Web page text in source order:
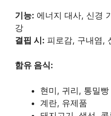
기능: 에너지 대사, 신경
강
결핍 시: 피로감, 구내염,
함유 음식:
현미, 귀리, 통밀빵
계란, 유제품